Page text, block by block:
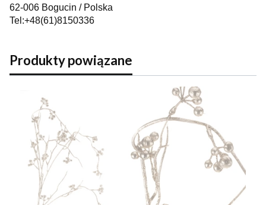
62-006 Bogucin / Polska
Tel:+48(61)8150336
Produkty powiązane